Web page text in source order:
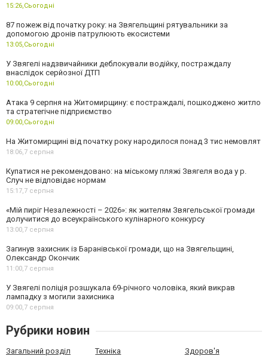
15:26, Сьогодні
87 пожеж від початку року: на Звягельщині рятувальники за
допомогою дронів патрулюють екосистеми
13:05, Сьогодні
У Звягелі надзвичайники деблокували водійку, постраждалу
внаслідок серйозної ДТП
10:00, Сьогодні
Атака 9 серпня на Житомирщину: є постраждалі, пошкоджено житло
та стратегічне підприємство
09:00, Сьогодні
На Житомирщині від початку року народилося понад 3 тис немовлят
18:06, 7 серпня
Купатися не рекомендовано: на міському пляжі Звягеля вода у р.
Случ не відповідає нормам
15:17, 7 серпня
«Мій пиріг Незалежності – 2026»: як жителям Звягельської громади
долучитися до всеукраїнського кулінарного конкурсу
13:00, 7 серпня
Загинув захисник із Баранівської громади, що на Звягельщині,
Олександр Окончик
11:00, 7 серпня
У Звягелі поліція розшукала 69-річного чоловіка, який викрав
лампадку з могили захисника
09:00, 7 серпня
Рубрики новин
Загальний розділ Техніка Здоров'я